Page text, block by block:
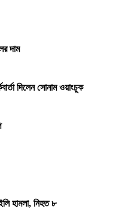
দাম
দিলেন সোনাম ওয়াংচুক
হামলা, নিহত ৮